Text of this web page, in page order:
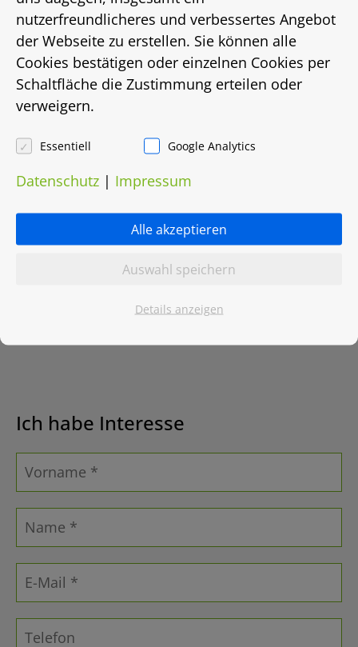
Energiebedarf in Kwh/(m²/a)
212
Energieträger
Gas
Heizungsart
Ich habe Interesse
nutzerfreundlicheres und verbessertes Angebot
der Webseite zu erstellen. Sie können alle
Cookies bestätigen oder einzelnen Cookies per
Schaltfläche die Zustimmung erteilen oder
verweigern.
Essentiell Google Analytics
Datenschutz | Impressum
Alle akzeptieren
Auswahl speichern
Details anzeigen